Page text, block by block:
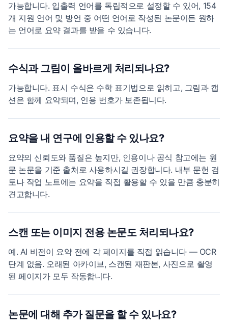
가능합니다. 입출력 언어를 독립적으로 설정할 수 있어, 154
개 지원 언어 및 방언 중 어떤 언어로 작성된 논문이든 원하
는 언어로 요약 결과를 받을 수 있습니다.
수식과 그림이 올바르게 처리되나요?
가능합니다. 표시 수식은 수학 표기법으로 읽히고, 그림과 캡
션은 함께 요약되며, 인용 번호가 보존됩니다.
요약을 내 연구에 인용할 수 있나요?
요약의 신뢰도와 품질은 높지만, 인용이나 공식 참고에는 원
문 논문을 기준 출처로 사용하시길 권장합니다. 내부 문헌 검
토나 작업 노트에는 요약을 직접 활용할 수 있을 만큼 충분히
견고합니다.
스캔 또는 이미지 전용 논문도 처리되나요?
예. AI 비전이 요약 전에 각 페이지를 직접 읽습니다 — OCR
단계 없음. 오래된 아카이브, 스캔된 재판본, 사진으로 촬영
된 페이지가 모두 작동합니다.
논문에 대해 추가 질문을 할 수 있나요?